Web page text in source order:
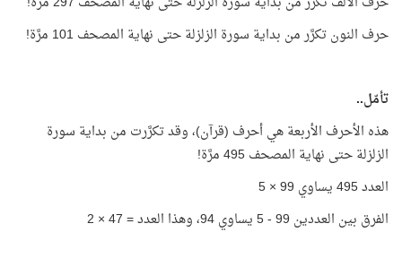
حرف النون تكرَّر من بداية سورة الزلزلة حتى نهاية المصحف 101 مرَّة!
تأمّل..
هذه الأحرف الأربعة هي أحرف (قرآن)، وقد تكرَّرت من بداية سورة
الزلزلة حتى نهاية المصحف 495 مرَّة!
العدد 495 يساوي 99 × 5
الفرق بين العددين 99 - 5 يساوي 94، وهذا العدد = 47 × 2